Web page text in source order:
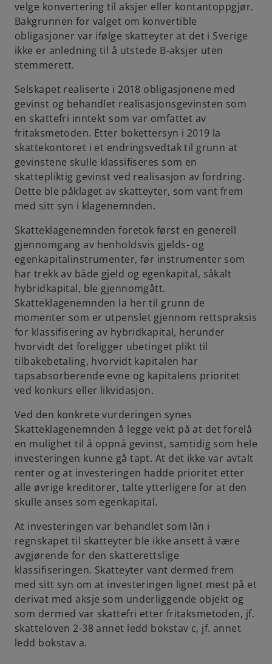
w
t
a
b
velge konvertering til aksjer eller kontantoppgjør.
Bakgrunnen for valget om konvertible
obligasjoner var ifølge skatteyter at det i Sverige
ikke er anledning til å utstede B-aksjer uten
stemmerett.
Selskapet realiserte i 2018 obligasjonene med
gevinst og behandlet realisasjonsgevinsten som
en skattefri inntekt som var omfattet av
fritaksmetoden. Etter bokettersyn i 2019 la
skattekontoret i et endringsvedtak til grunn at
gevinstene skulle klassifiseres som en
skattepliktig gevinst ved realisasjon av fordring.
Dette ble påklaget av skatteyter, som vant frem
med sitt syn i klagenemnden.
Skatteklagenemnden foretok først en generell
gjennomgang av henholdsvis gjelds- og
egenkapitalinstrumenter, før instrumenter som
har trekk av både gjeld og egenkapital, såkalt
hybridkapital, ble gjennomgått.
Skatteklagenemnden la her til grunn de
momenter som er utpenslet gjennom rettspraksis
for klassifisering av hybridkapital, herunder
hvorvidt det foreligger ubetinget plikt til
tilbakebetaling, hvorvidt kapitalen har
tapsabsorberende evne og kapitalens prioritet
ved konkurs eller likvidasjon.
Ved den konkrete vurderingen synes
Skatteklagenemnden å legge vekt på at det forelå
en mulighet til å oppnå gevinst, samtidig som hele
investeringen kunne gå tapt. At det ikke var avtalt
renter og at investeringen hadde prioritet etter
alle øvrige kreditorer, talte ytterligere for at den
skulle anses som egenkapital.
At investeringen var behandlet som lån i
regnskapet til skatteyter ble ikke ansett å være
avgjørende for den skatterettslige
klassifiseringen. Skatteyter vant dermed frem
med sitt syn om at investeringen lignet mest på et
derivat med aksje som underliggende objekt og
som dermed var skattefri etter fritaksmetoden, jf.
skatteloven 2-38 annet ledd bokstav c, jf. annet
ledd bokstav a.